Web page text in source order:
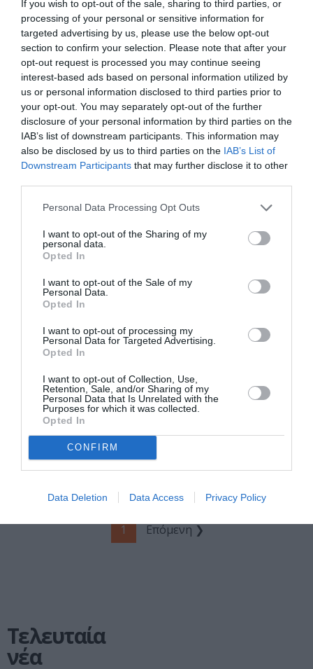
If you wish to opt-out of the sale, sharing to third parties, or
processing of your personal or sensitive information for
targeted advertising by us, please use the below opt-out
section to confirm your selection. Please note that after your
opt-out request is processed you may continue seeing
interest-based ads based on personal information utilized by
us or personal information disclosed to third parties prior to
your opt-out. You may separately opt-out of the further
disclosure of your personal information by third parties on the
IAB’s list of downstream participants. This information may
also be disclosed by us to third parties on the IAB’s List of
Downstream Participants that may further disclose it to other
Personal Data Processing Opt Outs
I want to opt-out of the Sharing of my
personal data.
Opted In
I want to opt-out of the Sale of my
Personal Data.
Opted In
I want to opt-out of processing my
Personal Data for Targeted Advertising.
Opted In
I want to opt-out of Collection, Use,
Retention, Sale, and/or Sharing of my
Personal Data that Is Unrelated with the
Purposes for which it was collected.
Opted In
CONFIRM
Data Deletion Data Access Privacy Policy
χειρός Έντγκαρ
Άλλαν Πόε είναι
η απόλυτη
ιστορία αγωνίας
μυστήριο της
Μαρί Ροζέ: Οι
Φόνοι της οδού
Μοργκ
συνεχίζονται
ΒΙΒΛΙΟ / REVIEWS
«Οι οχτώ χτύποι
του ρολογιού» με
πρωταγωνιστή
τον Αρσέν
Λουπέν είναι ένα
ακόμα
αριστούργημα
του Μωρίς
Λεμπλάν
ΒΙΒΛΙΟ / ΝΕΕΣ ΕΚΔΟΣΕΙΣ
Μωρίς Λεμπλάν –
Οι οχτώ χτύποι
του ρολογιού:
Ένα βιβλίο με
περιπέτειες του
Αρσέν Λουπέν
ΒΙΒΛΙΟ / ΝΕΑ
Ανοιξιάτικο
bazaar βιβλίου
από την
Bibliotheque
ΒΙΒΛΙΟ / REVIEWS
μυστηρίου και
τρόμου»:
αφηγήσεις μιας
λογοτεχνικής
ιδιοφυΐας
1 Επόμενη ❯
Τελευταία
νέα